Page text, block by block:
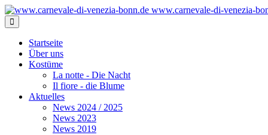
www.carnevale-di-venezia-
Startseite
Über uns
Kostüme
La notte - Die Nacht
Il fiore - die Blume
Aktuelles
News 2024 / 2025
News 2023
News 2019